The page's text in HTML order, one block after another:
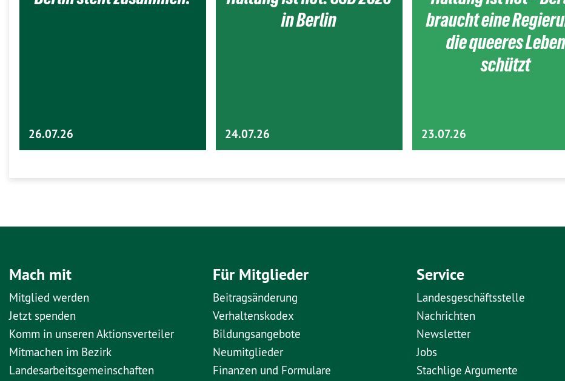
26.07.26
in Berlin
24.07.26
braucht eine
die queeres Leben
schützt
23.07.26
Mach mit
Mitglied werden
Jetzt spenden
Komm in unseren Aktionsverteiler
Mitmachen im Bezirk
Landesarbeitsgemeinschaften
Für Mitglieder
Beitragsänderung
Verhaltenskodex
Bildungsangebote
Neumitglieder
Finanzen und Formulare
Service
Landesgeschäftsstelle
Nachrichten
Newsletter
Jobs
Stachlige Argumente